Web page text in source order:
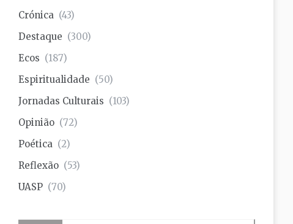
Crónica (43)
Destaque (300)
Ecos (187)
Espiritualidade (50)
Jornadas Culturais (103)
Opinião (72)
Poética (2)
Reflexão (53)
UASP (70)